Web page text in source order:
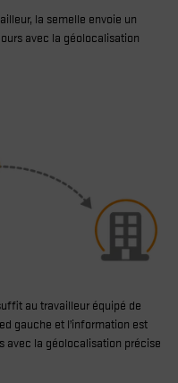
la semelle envoie un
avec la géolocalisation
au travailleur équipé de
gauche et l’information est
avec la géolocalisation précise